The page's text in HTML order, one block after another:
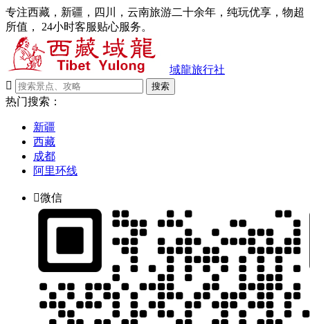
专注西藏，新疆，四川，云南旅游二十余年，纯玩优享，物超
所值， 24小时客服贴心服务。
域龍旅行社

搜索
热门搜索：
新疆
西藏
成都
阿里环线
微信